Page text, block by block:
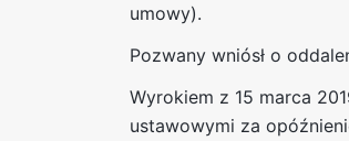
umowy).
Pozwany wniósł o
Wyrokiem z 15 marca
ustawowymi za